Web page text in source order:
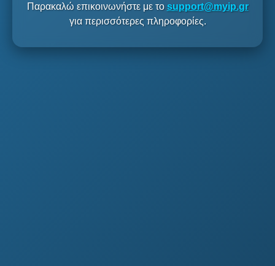
Παρακαλώ επικοινωνήστε με το support@myip.gr
για περισσότερες πληροφορίες.